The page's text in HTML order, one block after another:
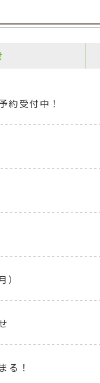
約受付中！
る！